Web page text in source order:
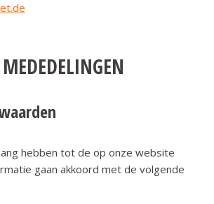
hebben tot de op onze website
gaan akkoord met de volgende